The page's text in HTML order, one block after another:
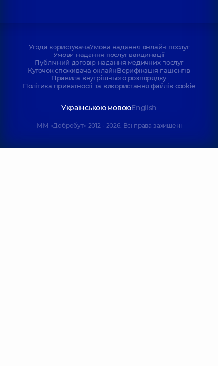
Угода користувачаУмови надання онлайн послуг
Умови надання послуг вакцинації
Публічний договір надання медичних послуг
Куточок споживача онлайнВерифікація пацієнтів
Правила внутрішнього розпорядку
Політика приватності та використання файлів cookie
Українською мовоюEnglish
ММ «Добробут» 2012 - 2026. Всі права захищені